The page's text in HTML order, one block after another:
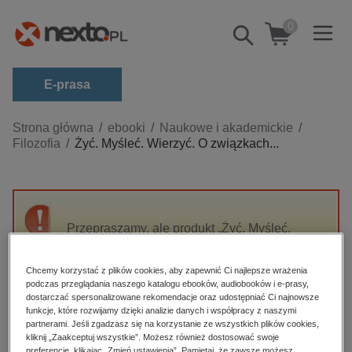
Pokaż/schowaj
wyszukiwarkę
0
E-prasa
Kategorie
Zobacz wszystkie E-prasa
budownictwo, aranżacja wnętrz
darmowe wydania
edukacja
hobby, sport, rozrywka
komputery, internet, technologie, informatyka
Strona główna ebooki
Naukowe i akademickie
Filozofia
Żyć. Myśleć. Wierzyć. O związkach...
Przepraszamy, ale produkt „Żyć. Myśleć.
Stanisława Bartnika” nie jest dostępny.
High-contrast mode
Chcemy korzystać z plików cookies, aby zapewnić Ci najlepsze wrażenia
podczas przeglądania naszego katalogu ebooków, audiobooków i e-prasy,
dostarczać spersonalizowane rekomendacje oraz udostępniać Ci najnowsze
funkcje, które rozwijamy dzięki analizie danych i współpracy z naszymi
partnerami. Jeśli zgadzasz się na korzystanie ze wszystkich plików cookies,
kliknij „Zaakceptuj wszystkie”. Możesz również dostosować swoje